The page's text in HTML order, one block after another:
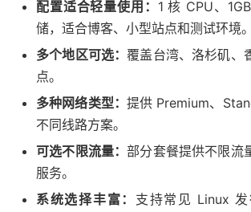
配置适合轻量使用： 1 核 CPU、
储，适合博客、小型站点和测试环境。
多个地区可选：覆盖台湾、洛杉矶、
点。
多种网络类型： 提供 Premium、
不同线路方案。
可选不限流量：部分套餐提供不限流
服务。
系统选择丰富： 支持常见 Linux